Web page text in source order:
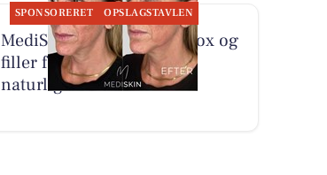
SPONSORERET OPSLAGSTAVLEN
MediSkin kombinerer botox og
filler for harmoniske og
naturlige resultater